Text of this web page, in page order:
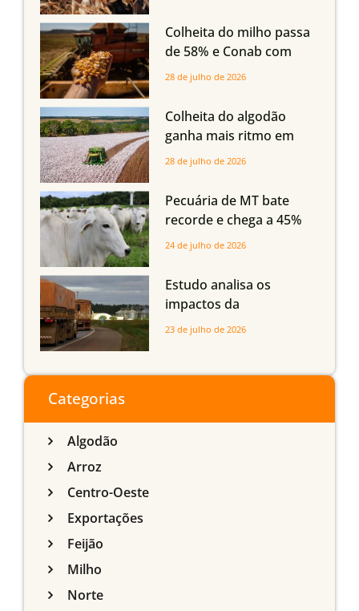
em Mato Grosso, aponta
Imea
Colheita do milho passa
de 58% e Conab com
boas produtividades em
quedas em Tocantins,
Maranhão e Piauí
28 de julho de 2026
Colheita do algodão
ganha mais ritmo em
Mato Grosso, Mato
Maranhão
28 de julho de 2026
Pecuária de MT bate
recorde e chega a 45%
dos bovinos abatidos
24 de julho de 2026
Estudo analisa os
impactos da
infraestrutura logística
do Sul
23 de julho de 2026
Categorias
Algodão
Arroz
Centro-Oeste
Exportações
Feijão
Milho
Norte